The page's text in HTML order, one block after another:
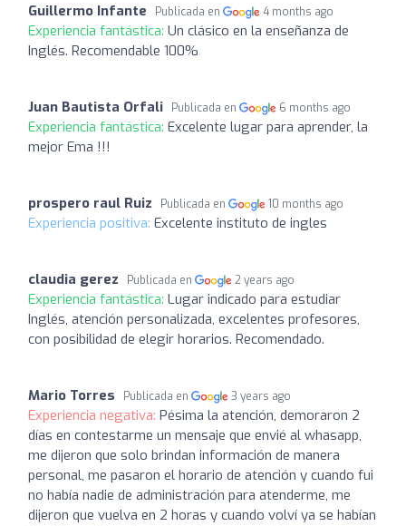
Guillermo Infante Publicada en 4 months ago
Experiencia fantástica: Un clásico en la enseñanza de
Inglés. Recomendable 100%
Juan Bautista Orfali Publicada en 6 months ago
Experiencia fantástica: Excelente lugar para aprender, la
mejor Ema !!!
prospero raul Ruiz Publicada en 10 months ago
Experiencia positiva: Excelente instituto de ingles
claudia gerez Publicada en 2 years ago
Experiencia fantástica: Lugar indicado para estudiar
Inglés, atención personalizada, excelentes profesores,
con posibilidad de elegir horarios. Recomendado.
Mario Torres Publicada en 3 years ago
Experiencia negativa: Pésima la atención, demoraron 2
días en contestarme un mensaje que envié al whasapp,
me dijeron que solo brindan información de manera
personal, me pasaron el horario de atención y cuando fui
no había nadie de administración para atenderme, me
dijeron que vuelva en 2 horas y cuando volví ya se habían